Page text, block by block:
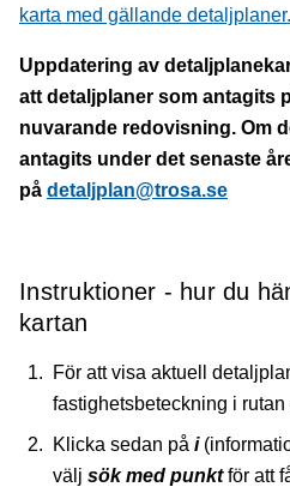
karta med gällande detaljplaner.
Uppdatering av
att detaljplaner som antagits
nuvarande redovisning. Om
antagits under det senaste
på detaljplan@trosa.se
Instruktioner - hur du
kartan
För att visa aktuell
fastighetsbeteckning i rutan
Klicka sedan på i
välj sök med punktför att